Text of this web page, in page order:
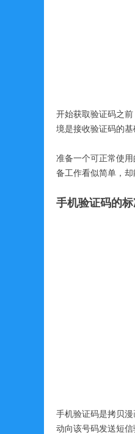
开始获取验证码之
境是接收验证码的基
准备一个可正常使
备工作看似简单，却
手机验证码的
手机验证码是拷贝
动向该号码发送短信